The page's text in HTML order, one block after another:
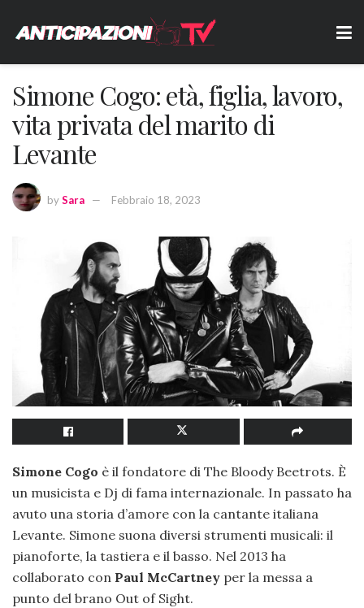
Simone Cogo: età, figlia, lavoro,
vita privata del marito di
Levante
bySara Febbraio 18, 2023
Simone Cogo è il fondatore di The Bloody Beetrots. È
un musicista e Dj di fama internazionale. In passato ha
avuto una storia d’amore con la cantante italiana
Levante. Simone suona diversi strumenti musicali: il
pianoforte, la tastiera e il basso. Nel 2013 ha
collaborato con Paul McCartney per la messa a
punto del brano Out of Sight.